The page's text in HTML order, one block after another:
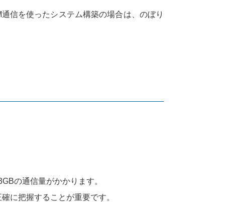
信を使ったシステム構築の場合は、のぼり
の通信量がかかります。
に把握することが重要です。